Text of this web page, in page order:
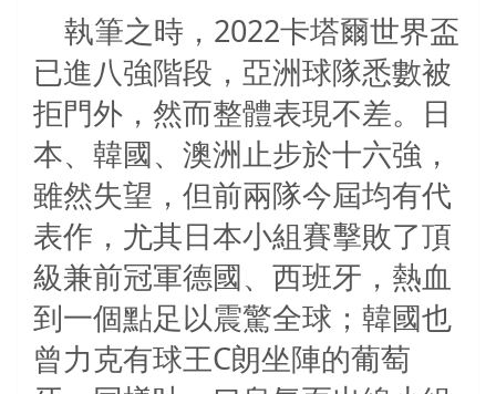
執筆之時，2022卡塔爾世界盃
已進八強階段，亞洲球隊悉數被
拒門外，然而整體表現不差。日
本、韓國、澳洲止步於十六強，
雖然失望，但前兩隊今屆均有代
表作，尤其日本小組賽擊敗了頂
級兼前冠軍德國、西班牙，熱血
到一個點足以震驚全球；韓國也
曾力克有球王C朗坐陣的葡萄